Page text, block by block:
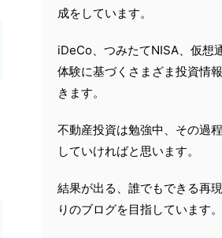
成をしています。
iDeCo、つみたてNISA、仮想
体験に基づくさまざま投資情
きます。
不動産投資は勉強中、その過
していければと思います。
結果が出る、誰でもできる再
りのブログを目指しています。